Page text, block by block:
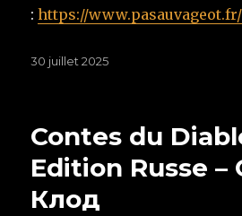
:https://www.pasauvageot.fr/
Publié
30 juillet 2025
Contes du
Edition Russe –
Клод